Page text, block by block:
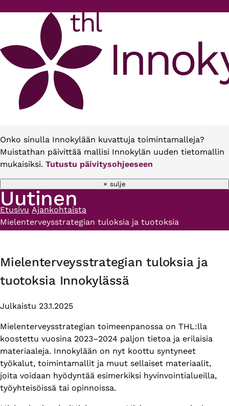
Onko sinulla Innokylään kuvattuja toimintamalleja?
Muistathan päivittää mallisi Innokylän uuden tietomallin
mukaisiksi. Tutustu päivitysohjeeseen
× sulje
Murupolku
Etusivu Ajankohtaista
Mielenterveysstrategian tuloksia ja tuotoksia
Uutinen
Mielenterveysstrategian tuloksia ja
tuotoksia Innokylässä
Julkaistu 23.1.2025
Mielenterveysstrategian toimeenpanossa on THL:lla
koostettu vuosina 2023–2024 paljon tietoa ja erilaisia
materiaaleja. Innokylään on nyt koottu syntyneet
työkalut, toimintamallit ja muut sellaiset materiaalit,
joita voidaan hyödyntää esimerkiksi hyvinvointialueilla,
työyhteisöissä tai opinnoissa.